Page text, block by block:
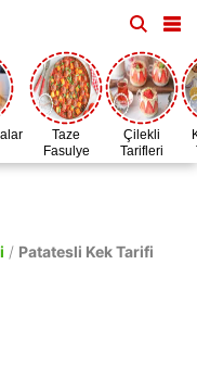
Taze
Fasulye
Zamanı
Çilekli
Tarifleri
/ Patatesli Kek Tarifi